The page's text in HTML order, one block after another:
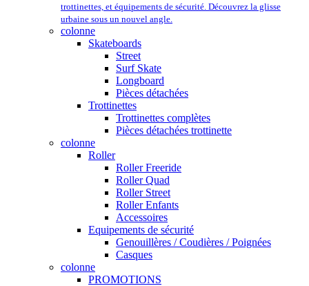
trottinettes, et équipements de sécurité. Découvrez la glisse
urbaine sous un nouvel angle.
colonne
Skateboards
Street
Surf Skate
Longboard
Pièces détachées
Trottinettes
Trottinettes complètes
Pièces détachées trottinette
colonne
Roller
Roller Freeride
Roller Quad
Roller Street
Roller Enfants
Accessoires
Equipements de sécurité
Genouillères / Coudières / Poignées
Casques
colonne
PROMOTIONS